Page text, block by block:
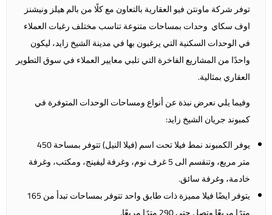
توفر شركة ماونتن فيو العقارية بالتعاون مع كلًا من بالم هيلز ونيشنز
اوف سكاي وحدات بمساحات متنوعة تناسب مختلف رغبات العملاء
في الوحدات السكنية التي يرغبون بها في مدينة الشيخ زايد، ليكون
واحدًا من المشاريع الفاخرة التي تلبي معايير العملاء في سوق التطوير
العقاري بمثالية.
وفيما يلي نعرض نبذة عن أنواع ومساحات الوحدات المتوفرة في
كمبوند جريان الشيخ زايد:
يوفر الكمبوند نمط فيلا تحت اسم (فيلا النيل) تتوفر بمساحة 450
متر مربع، وتنقسم الى 5 غرف نوم، وغرفة ليفينج، ومكتب، وغرفة
خادمة، وغرفة سائق.
يتوفر ايضًا فيلا مميزة ذات طابق واحد تتوفر بمساحات تبدأ من 165